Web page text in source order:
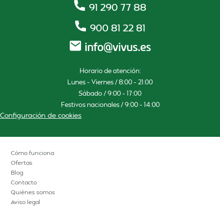
91 290 77 88
900 81 22 81
Horario de atención:
Lunes – Viernes / 8:00 – 21:00
Sábado / 9:00 – 17:00
Festivos nacionales / 9:00 – 14:00
Configuración de cookies
Cómo funciona
Ofertas
Blog
Contacto
Quiénes somos
Aviso legal